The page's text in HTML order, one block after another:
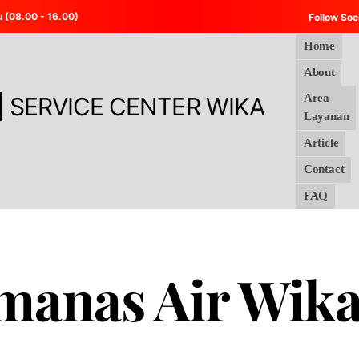
(08.00 - 16.00) Follow
Home
About
Area
Layanan
Article
Contact
FAQ
Air